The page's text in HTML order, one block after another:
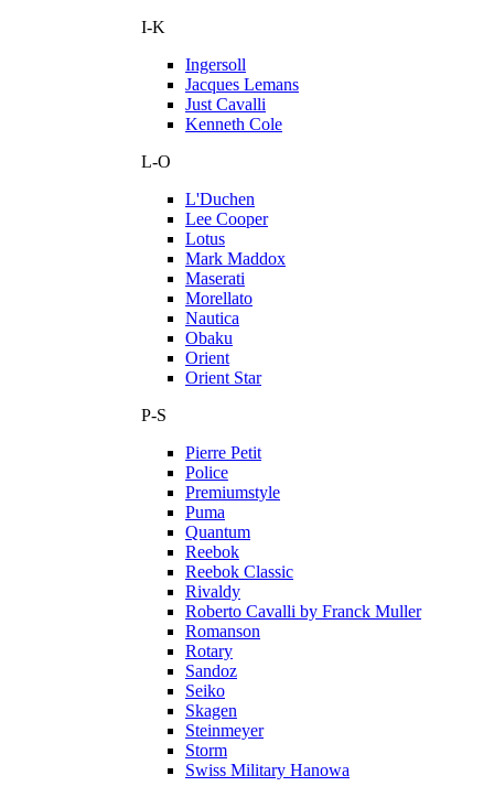
I-K
Ingersoll
Jacques Lemans
Just Cavalli
Kenneth Cole
L-O
L'Duchen
Lee Cooper
Lotus
Mark Maddox
Maserati
Morellato
Nautica
Obaku
Orient
Orient Star
P-S
Pierre Petit
Police
Premiumstyle
Puma
Quantum
Reebok
Reebok Classic
Rivaldy
Roberto Cavalli by Franck Muller
Romanson
Rotary
Sandoz
Seiko
Skagen
Steinmeyer
Storm
Swiss Military Hanowa